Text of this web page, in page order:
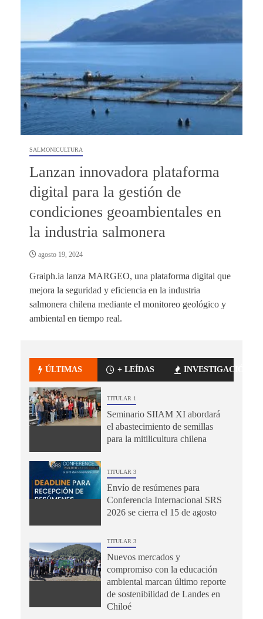
SALMONICULTURA
Lanzan innovadora plataforma
digital para la gestión de
condiciones geoambientales en
la industria salmonera
agosto 19, 2024
Graiph.ia lanza MARGEO, una plataforma digital que
mejora la seguridad y eficiencia en la industria
salmonera chilena mediante el monitoreo geológico y
ambiental en tiempo real.
ÚLTIMAS + LEÍDAS INVESTIGACIÓN
TITULAR 1
Seminario SIIAM XI abordará
el abastecimiento de semillas
para la mitilicultura chilena
TITULAR 3
Envío de resúmenes para
Conferencia Internacional SRS
2026 se cierra el 15 de agosto
TITULAR 3
Nuevos mercados y
compromiso con la educación
ambiental marcan último reporte
de sostenibilidad de Landes en
Chiloé